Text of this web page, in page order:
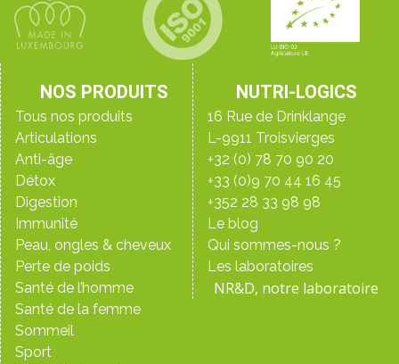
NOS PRODUITS
Tous nos produits
Articulations
Anti-âge
Détox
Digestion
Immunité
Peau, ongles & cheveux
Perte de poids
Santé de l’homme
Santé de la femme
Sommeil
Sport
NUTRI-LOGICS
16 Rue de Drinklange
L-9911 Troisvierges
+32 (0) 78 70 90 20
+33 (0)9 70 44 16 45
+352 28 33 98 98
Le blog
Qui sommes-nous ?
Les laboratoires
NR&D, notre laboratoire